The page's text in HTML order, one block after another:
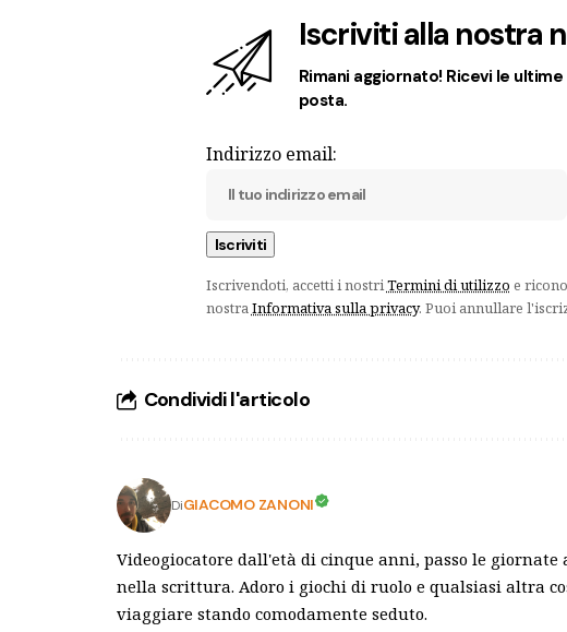
Iscriviti alla nostra
Rimani aggiornato! Ricevi le
posta.
Indirizzo email:
Iscrivendoti, accetti i nostriTermini di utilizzo e
nostraInformativa sulla privacy. Puoi annullare
Condividi l'articolo
DiGIACOMO ZANONI
Videogiocatore dall'età di cinque anni, passo le
nella scrittura. Adoro i giochi di ruolo e qualsiasi altra
viaggiare stando comodamente seduto.